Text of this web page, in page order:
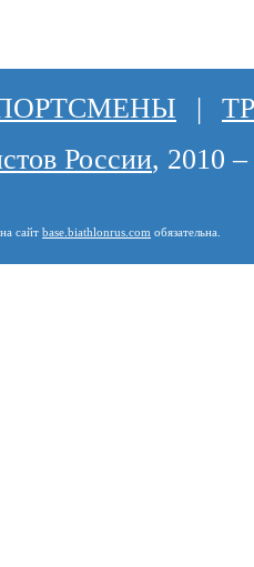
|
России, 2010
сайт base.biathlonrus.com обязательна.